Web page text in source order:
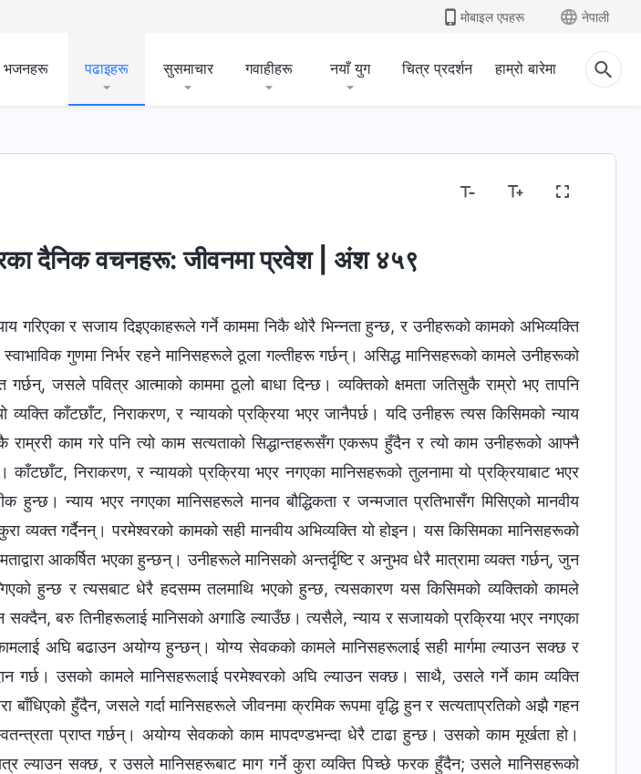
मोबाइल एपहरू नेपाली
भजनहरू पढाइहरू सुसमाचार गवाहीहरू नयाँ युग चित्र प्रदर्शन हाम्रो बारेमा
दैनिक वचनहरू: जीवनमा प्रवेश | अंश ४५९
गरिएका र सजाय दिइएकाहरूले गर्ने काममा निकै थोरै भिन्‍नता हुन्छ, र उनीहरूको कामको अभिव्यक्ति
गुणमा निर्भर रहने मानिसहरूले ठूला गल्तीहरू गर्छन्। असिद्ध मानिसहरूको कामले उनीहरूको
जसले पवित्र आत्माको काममा ठूलो बाधा दिन्छ। व्यक्तिको क्षमता जतिसुकै राम्रो भए तापनि
काँटछाँट, निराकरण, र न्यायको प्रक्रिया भएर जानैपर्छ। यदि उनीहरू त्यस किसिमको न्याय
काम गरे पनि त्यो काम सत्यताको सिद्धान्तहरूसँग एकरूप हुँदैन र त्यो काम उनीहरूको आफ्नै
निराकरण, र न्यायको प्रक्रिया भएर नगएका मानिसहरूको तुलनामा यो प्रक्रियाबाट भएर
हुन्छ। न्याय भएर नगएका मानिसहरूले मानव बौद्धिकता र जन्‍मजात प्रतिभासँग मिसिएको मानवीय
व्यक्त गर्दैनन्। परमेश्‍वरको कामको सही मानवीय अभिव्यक्ति यो होइन। यस किसिमका मानिसहरूको
आकर्षित भएका हुन्छन्। उनीहरूले मानिसको अन्तर्दृष्‍टि र अनुभव धेरै मात्रामा व्यक्त गर्छन्, जुन
हुन्छ र त्यसबाट धेरै हदसम्म तलमाथि भएको हुन्छ, त्यसकारण यस किसिमको व्यक्तिको कामले
सक्दैन, बरु तिनीहरूलाई मानिसको अगाडि ल्याउँछ। त्यसैले, न्याय र सजायको प्रक्रिया भएर नगएका
अघि बढाउन अयोग्य हुन्छन्। योग्य सेवकको कामले मानिसहरूलाई सही मार्गमा ल्याउन सक्छ र
गर्छ। उसको कामले मानिसहरूलाई परमेश्‍वरको अघि ल्याउन सक्छ। साथै, उसले गर्ने काम व्यक्ति
बाँधिएको हुँदैन, जसले गर्दा मानिसहरूले जीवनमा क्रमिक रूपमा वृद्धि हुन र सत्यताप्रतिको अझै गहन
प्राप्त गर्छन्। अयोग्य सेवकको काम मापदण्डभन्दा धेरै टाढा हुन्छ। उसको काम मूर्खता हो।
ल्याउन सक्छ, र उसले मानिसहरूबाट माग गर्ने कुरा व्यक्ति पिच्छे फरक हुँदैन; उसले मानिसहरूको